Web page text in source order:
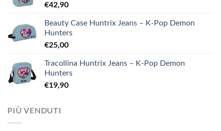
€42,90
Beauty Case Huntrix Jeans – K-Pop Demon
Hunters
€25,00
Tracollina Huntrix Jeans – K-Pop Demon
Hunters
€19,90
PIÙ VENDUTI